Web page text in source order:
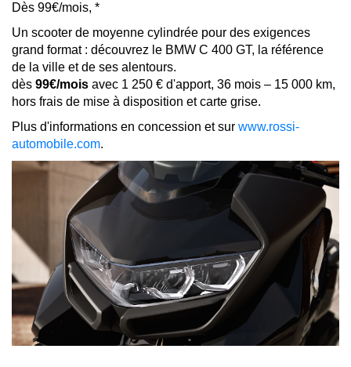
Dès 99€/mois, *
Un scooter de moyenne cylindrée pour des exigences
grand format : découvrez le BMW C 400 GT, la référence
de la ville et de ses alentours.
dès 99€/mois avec 1 250 € d'apport, 36 mois – 15 000 km,
hors frais de mise à disposition et carte grise.
Plus d'informations en concession et sur www.rossi-
automobile.com.